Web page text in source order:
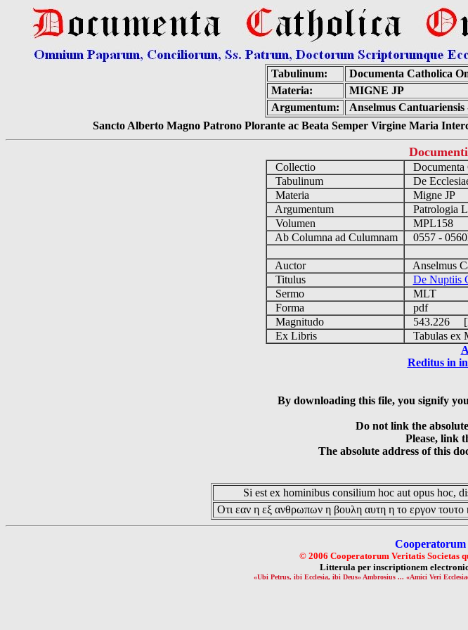
Tabulinum:
Documenta Catholica
Materia:
MIGNE JP
Argumentum:
Anselmus
Sancto Alberto Magno Patrono Plorante ac Beata Semper Virgine Maria
Collectio
Documenta
Tabulinum
De
Materia
Migne JP
Argumentum
Patrologia
Volumen
MPL158
Ab Columna ad Culumnam
0557 -
Auctor
Anselmus
Titulus
De Nuptiis
Sermo
MLT
Forma
pdf
Magnitudo
543.226
Ex Libris
Tabulas ex
Reditus in
By downloading this file, you signify
Do not link the
Please, link
The absolute address of this
Si est ex hominibus consilium hoc aut opus hoc,
Οτι εαν η εξ ανθρωπων η βουλη αυτη η το εργον τουτο
Cooperatorum
© 2006 Cooperatorum Veritatis Societas
Litterula per inscriptionem
«Ubi Petrus, ibi Ecclesia, ibi Deus» Ambrosius ... «Amici Veri